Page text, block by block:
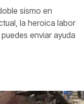
sismo en
la heroica labor
enviar ayuda